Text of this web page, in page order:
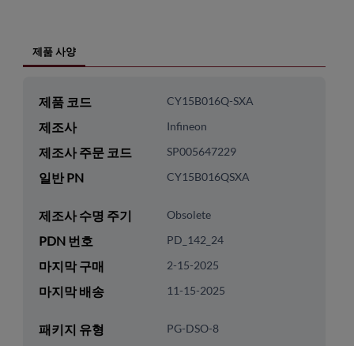
제품 사양
제품 코드 CY15B016Q-SXA
제조사 Infineon
제조사 주문 코드 SP005647229
일반 PN CY15B016QSXA
제조사 수명 주기 Obsolete
PDN 번호 PD_142_24
마지막 구매 2-15-2025
마지막 배송 11-15-2025
패키지 유형 PG-DSO-8